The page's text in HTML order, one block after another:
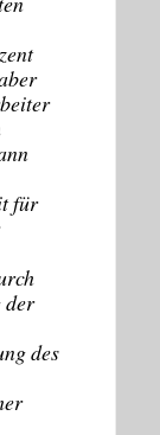
für
der
des